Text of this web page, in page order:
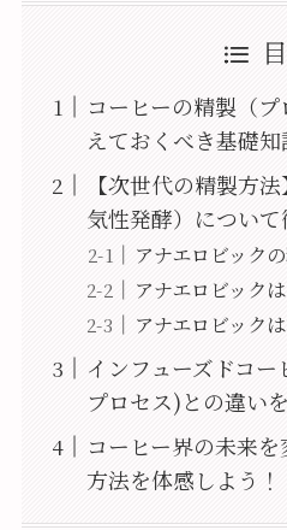
コーヒーの精製（
えておくべき基礎知
【次世代の精製方
気性発酵）につい
アナエロビック
アナエロビック
アナエロビック
インフューズドコ
プロセス)との違い
コーヒー界の未来
方法を体感しよう！